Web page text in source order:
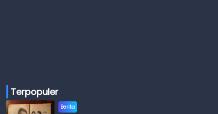
Terpopuler
Berita